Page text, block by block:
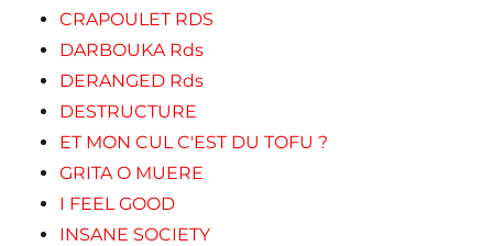
CRAPOULET RDS
DARBOUKA Rds
DERANGED Rds
DESTRUCTURE
ET MON CUL C'EST DU TOFU ?
GRITA O MUERE
I FEEL GOOD
INSANE SOCIETY